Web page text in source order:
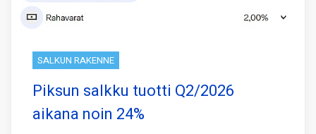
SALKUN RAKENNE
Piksun salkku tuotti Q2/2026
aikana noin 24%